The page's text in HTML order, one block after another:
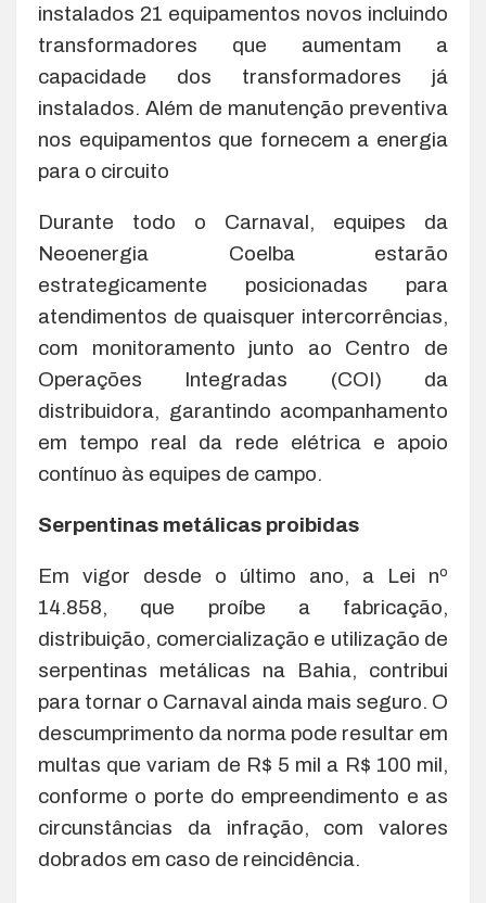
instalados 21 equipamentos novos incluindo
transformadores que aumentam a
capacidade dos transformadores já
instalados. Além de manutenção preventiva
nos equipamentos que fornecem a energia
para o circuito
Durante todo o Carnaval, equipes da
Neoenergia Coelba estarão
estrategicamente posicionadas para
atendimentos de quaisquer intercorrências,
com monitoramento junto ao Centro de
Operações Integradas (COI) da
distribuidora, garantindo acompanhamento
em tempo real da rede elétrica e apoio
contínuo às equipes de campo.
Serpentinas metálicas proibidas
Em vigor desde o último ano, a Lei nº
14.858, que proíbe a fabricação,
distribuição, comercialização e utilização de
serpentinas metálicas na Bahia, contribui
para tornar o Carnaval ainda mais seguro. O
descumprimento da norma pode resultar em
multas que variam de R$ 5 mil a R$ 100 mil,
conforme o porte do empreendimento e as
circunstâncias da infração, com valores
dobrados em caso de reincidência.